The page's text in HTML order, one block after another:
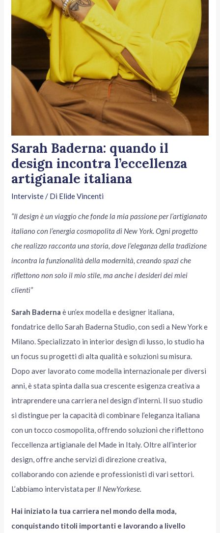
Sarah Baderna: quando il
design incontra l’eccellenza
artigianale italiana
Interviste/ Di Elide Vincenti
“Il design è un viaggio che fonde la mia passione per l’artigianato
italiano con l’energia cosmopolita di New York. Ogni progetto
che realizzo racconta una storia, dove l’eleganza della tradizione
incontra la funzionalità della modernità, creando spazi che
riflettono non solo il mio stile, ma anche i desideri dei miei
clienti”
Sarah Baderna è un’ex modella e designer italiana,
fondatrice dello Sarah Baderna Studio, con sedi a New York e
Milano. Specializzato in interior design di lusso, lo studio ha
un focus su progetti di alta qualità e soluzioni su misura.
Dopo aver lavorato come modella internazionale per diversi
anni, è stata spinta dalla sua crescente esigenza creativa a
intraprendere una carriera nel design d’interni. Il suo studio
si distingue per la capacità di combinare l’eleganza italiana
con un tocco cosmopolita, offrendo soluzioni che riflettono
l’eccellenza artigianale del Made in Italy. Oltre all’interior
design, offre anche servizi di direzione creativa,
collaborando con aziende e professionisti di vari settori.
L’abbiamo intervistata per Il NewYorkese.
Hai iniziato la tua carriera nel mondo della moda,
conquistando titoli importanti e lavorando a livello